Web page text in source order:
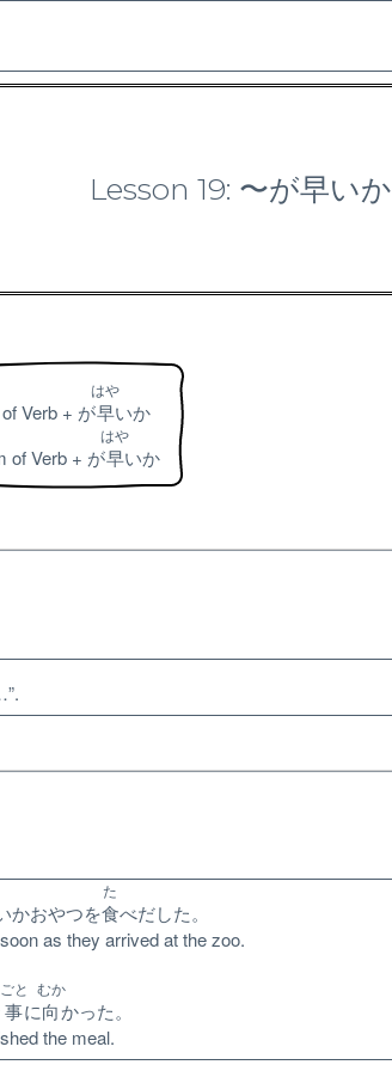
Unlock bonus content
Lesson 19: 〜が早いか
Verb + が早
はや
いか
Verb + が早
はや
いか
かおやつを食
た
べだした。
as they arrived at the zoo.
事
ごと
に向
むか
かった。
the meal.